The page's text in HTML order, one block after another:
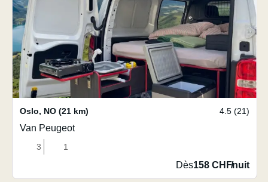
Oslo, NO (21 km) 4.5 (21)
Van Peugeot
3 1
Dès158 CHF/nuit